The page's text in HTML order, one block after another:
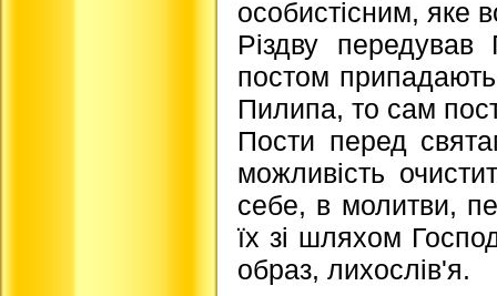
особистісним, яке
Різдву передував
постом
Пилипа, то сам
Пости перед
можливість
себе, в молитви,
їх зі шляхом
образ, лихослів'я.